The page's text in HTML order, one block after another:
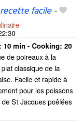
facile-
10 min - Cooking: 20
de poireaux à la
classique de la
Facile et rapide à
pour les poissons
St Jacques poêlées